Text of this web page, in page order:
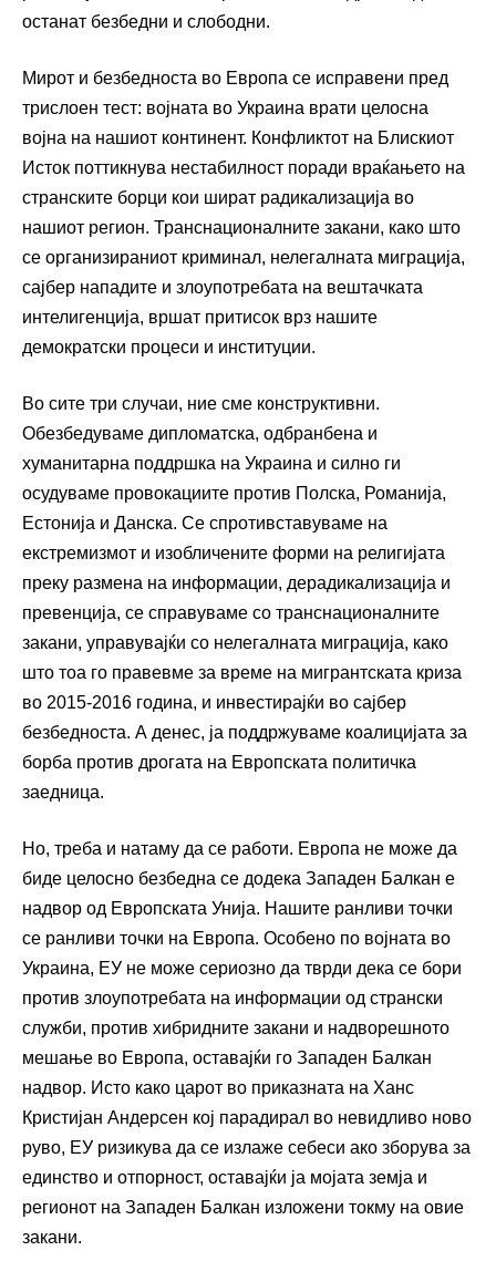
останат безбедни и слободни.
Мирот и безбедноста во Европа се исправени пред
трислоен тест: војната во Украина врати целосна
војна на нашиот континент. Конфликтот на Блискиот
Исток поттикнува нестабилност поради враќањето на
странските борци кои шират радикализација во
нашиот регион. Транснационалните закани, како што
се организираниот криминал, нелегалната миграција,
сајбер нападите и злоупотребата на вештачката
интелигенција, вршат притисок врз нашите
демократски процеси и институции.
Во сите три случаи, ние сме конструктивни.
Обезбедуваме дипломатска, одбранбена и
хуманитарна поддршка на Украина и силно ги
осудуваме провокациите против Полска, Романија,
Естонија и Данска. Се спротивставуваме на
екстремизмот и изобличените форми на религијата
преку размена на информации, дерадикализација и
превенција, се справуваме со транснационалните
закани, управувајќи со нелегалната миграција, како
што тоа го правевме за време на мигрантската криза
во 2015-2016 година, и инвестирајќи во сајбер
безбедноста. А денес, ја поддржуваме коалицијата за
борба против дрогата на Европската политичка
заедница.
Но, треба и натаму да се работи. Европа не може да
биде целосно безбедна се додека Западен Балкан е
надвор од Европската Унија. Нашите ранливи точки
се ранливи точки на Европа. Особено по војната во
Украина, ЕУ не може сериозно да тврди дека се бори
против злоупотребата на информации од странски
служби, против хибридните закани и надворешното
мешање во Европа, оставајќи го Западен Балкан
надвор. Исто како царот во приказната на Ханс
Кристијан Андерсен кој парадирал во невидливо ново
руво, ЕУ ризикува да се излаже себеси ако зборува за
единство и отпорност, оставајќи ја мојата земја и
регионот на Западен Балкан изложени токму на овие
закани.